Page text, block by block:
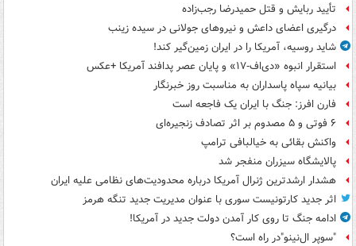
تأیید ربایش و قتل حمیدرضا رجب‌زاده
درگیری اعضای داعش و نیروهای جولانی در سیده زینب
شاید روسیه، آمریکا را در ایران زمین‌گیر کند!
استقرار انبوه «دی‌اف‑۱۷» و پایان عصر پدافند آمریکا +عکس
بیانیه سپاه پاسداران به مناسبت روز خبرنگار
فارن افرز: جنگ با ایران یک فاجعه است
۶ فوتی و ۵ مصدوم بر اثر تصادف زنجیره‌ای
واکنش بقائی به خیالبافی ترامپ
پالایشگاه سیزران منفجر شد
هشدار ارشدترین ژنرال آمریکا درباره محدودیت‌های نظامی علیه ایران
اثر جدید کارتونیست سوری با عنوان مدیریت جدید تنگه هرمز
ادامه جنگ تا روی کار آمدن دولت جدید در آمریکا!
"سوپر ال‌نینو"در راه است؟